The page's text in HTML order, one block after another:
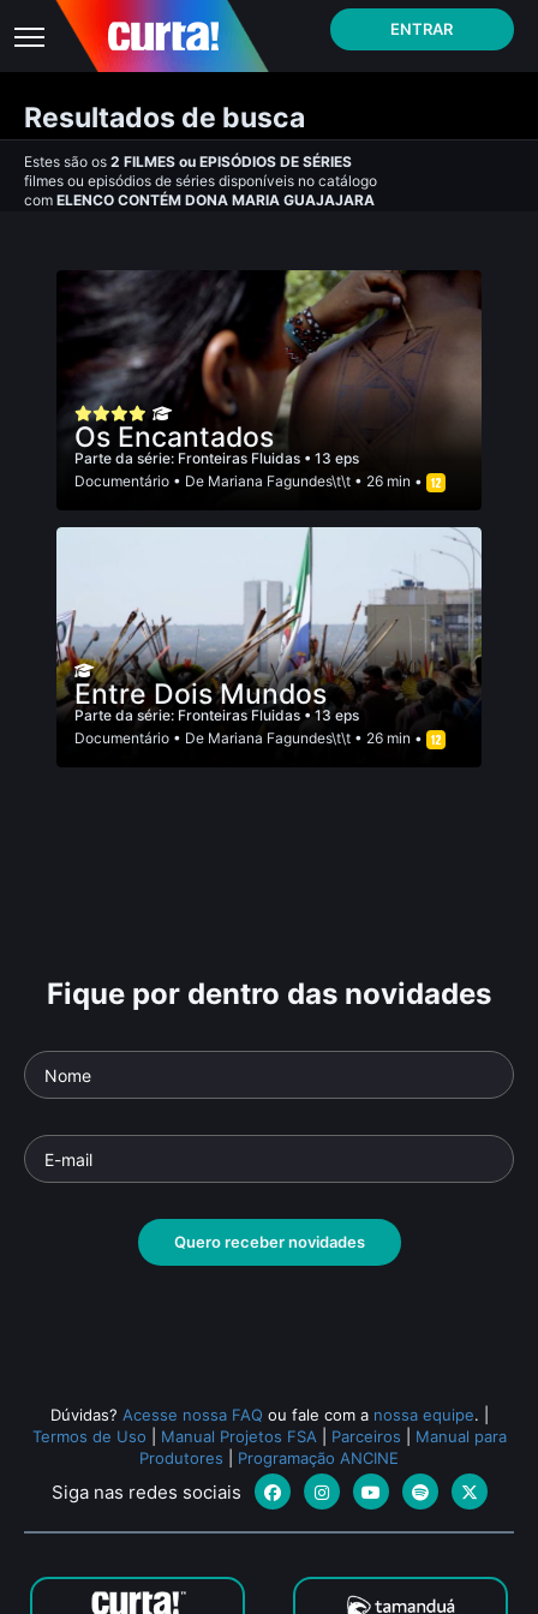
ENTRAR
Resultados de busca
Estes são os 2 FILMES ou EPISÓDIOS DE SÉRIES
filmes ou episódios de séries disponíveis no catálogo
com ELENCO CONTÉM DONA MARIA GUAJAJARA
Os Encantados
Parte da série: Fronteiras Fluidas • 13 eps
Documentário • De Mariana Fagundes\t\t • 26 min •
Entre Dois Mundos
Parte da série: Fronteiras Fluidas • 13 eps
Documentário • De Mariana Fagundes\t\t • 26 min •
Fique por dentro das novidades
Quero receber novidades
Dúvidas? Acesse nossa FAQ ou fale com a nossa equipe.
Termos de Uso
Manual Projetos FSA Parceiros
Manual para
Produtores
Programação ANCINE
Siga nas redes sociais